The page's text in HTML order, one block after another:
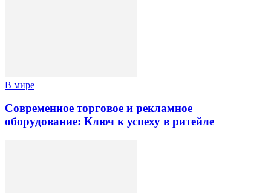
В мире
Современное торговое и рекламное
оборудование: Ключ к успеху в ритейле